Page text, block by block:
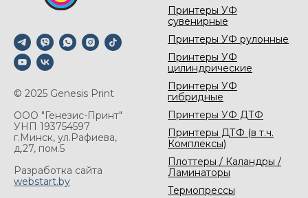
© 2025 Genesis Print
ООО "Генезис-Принт"
УНП 193754597
г.Минск, ул.Рафиева,
д.27, пом.5
Разработка сайта
webstart.by
Принтеры УФ
сувенирные
Принтеры УФ рулонные
Принтеры УФ
цилиндрические
Принтеры УФ
гибридные
Принтеры УФ ДТФ
Принтеры ДТФ (в т.ч.
Комплексы)
Плоттеры / Каландры /
Ламинаторы
Термопрессы